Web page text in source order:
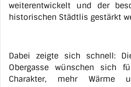
weiterentwickelt und der
historischen Städtlis gestärkt
Dabei zeigte sich schnell:
Obergasse wünschen sich
Charakter, mehr Wärme